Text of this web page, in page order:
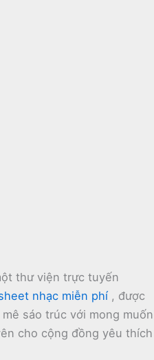
thư viện trực tuyến
nhạc miễn phí , được
sáo trúc với mong muốn
cho cộng đồng yêu thích